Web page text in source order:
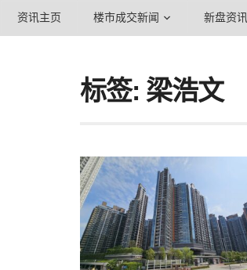
资讯主页 楼市成交新闻 新盘资讯
标签: 梁浩文